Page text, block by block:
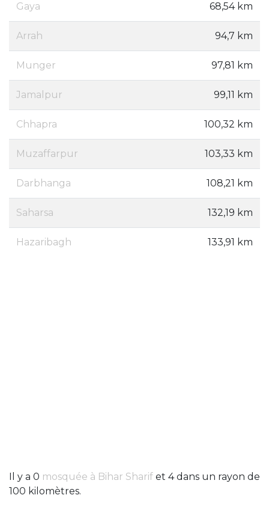
Gaya 68,54 km
Arrah 94,7 km
Munger 97,81 km
Jamalpur 99,11 km
Chhapra 100,32 km
Muzaffarpur 103,33 km
Darbhanga 108,21 km
Saharsa 132,19 km
Hazaribagh 133,91 km
Il y a 0 mosquée à Bihar Sharif et 4 dans un rayon de
100 kilomètres.